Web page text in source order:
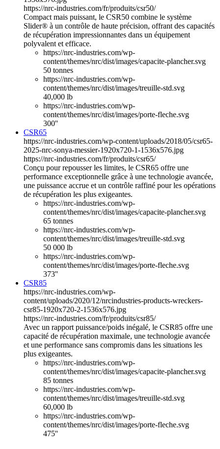
https://nrc-industries.com/fr/produits/csr50/
Compact mais puissant, le CSR50 combine le système
Slider® à un contrôle de haute précision, offrant des capacités
de récupération impressionnantes dans un équipement
polyvalent et efficace.
https://nrc-industries.com/wp-
content/themes/nrc/dist/images/capacite-plancher.svg
50 tonnes
https://nrc-industries.com/wp-
content/themes/nrc/dist/images/treuille-std.svg
40,000 lb
https://nrc-industries.com/wp-
content/themes/nrc/dist/images/porte-fleche.svg
300''
CSR65
https://nrc-industries.com/wp-content/uploads/2018/05/csr65-
2025-nrc-sonya-messier-1920x720-1-1536x576.jpg
https://nrc-industries.com/fr/produits/csr65/
Conçu pour repousser les limites, le CSR65 offre une
performance exceptionnelle grâce à une technologie avancée,
une puissance accrue et un contrôle raffiné pour les opérations
de récupération les plus exigeantes.
https://nrc-industries.com/wp-
content/themes/nrc/dist/images/capacite-plancher.svg
65 tonnes
https://nrc-industries.com/wp-
content/themes/nrc/dist/images/treuille-std.svg
50 000 lb
https://nrc-industries.com/wp-
content/themes/nrc/dist/images/porte-fleche.svg
373''
CSR85
https://nrc-industries.com/wp-
content/uploads/2020/12/nrcindustries-products-wreckers-
csr85-1920x720-2-1536x576.jpg
https://nrc-industries.com/fr/produits/csr85/
Avec un rapport puissance/poids inégalé, le CSR85 offre une
capacité de récupération maximale, une technologie avancée
et une performance sans compromis dans les situations les
plus exigeantes.
https://nrc-industries.com/wp-
content/themes/nrc/dist/images/capacite-plancher.svg
85 tonnes
https://nrc-industries.com/wp-
content/themes/nrc/dist/images/treuille-std.svg
60,000 lb
https://nrc-industries.com/wp-
content/themes/nrc/dist/images/porte-fleche.svg
475''